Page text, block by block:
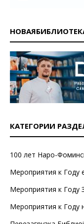
КАТЕГОРИИ
100 лет Наро-
Мероприятия к Году
Мероприятия к Году
Мероприятия к Году